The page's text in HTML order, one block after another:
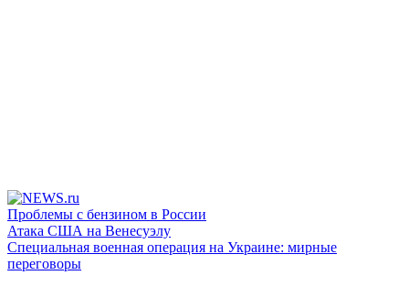
Проблемы с бензином в России
Атака США на Венесуэлу
Специальная военная операция на Украине: мирные
переговоры